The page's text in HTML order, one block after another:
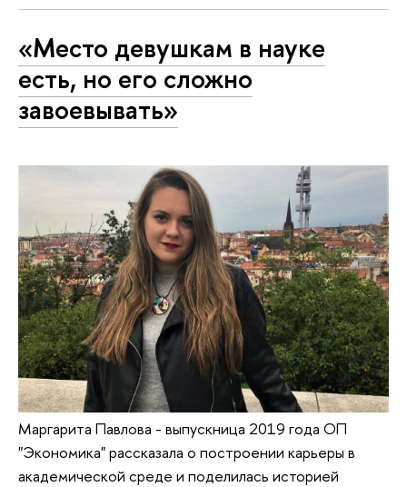
«Место девушкам в науке
есть, но его сложно
завоевывать»
Маргарита Павлова - выпускница 2019 года ОП
"Экономика" рассказала о построении карьеры в
академической среде и поделилась историей